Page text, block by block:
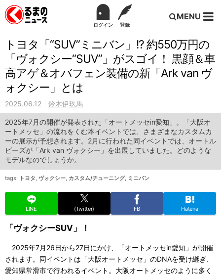
ログイン 登録
MENU
トヨタ「“SUV”ミニバン」!? 約550万円の
「ヴォクシー“SUV”」がスゴイ！ 黒顔＆車
高アゲ＆オバフェン装備の新「Ark van ヴ
ォクシー」とは
2025.06.12 鈴木伊玖馬
2025年7月の開催が発表された「オートメッセin愛知」。「大阪オ
ートメッセ」の流れをくむ本イベントでは、さまざまなカスタムカ
ーの展示が予想されます。2月に行われた同イベントでは、オートル
ビーズが「Ark van ヴォクシー」を出展していました。どのような
モデルなのでしょうか。
tags: トヨタ, ヴォクシー, カスタム/チューニング, ミニバン
LINE (Twitter) FB Hatena
「ヴォクシーSUV」！
2025年7月26日から27日にかけ、「オートメッセin愛知」が開催
されます。同イベントは「大阪オートメッセ」のDNAを受け継ぎ、
愛知県常滑市で行われるイベント。大阪オートメッセのように多く